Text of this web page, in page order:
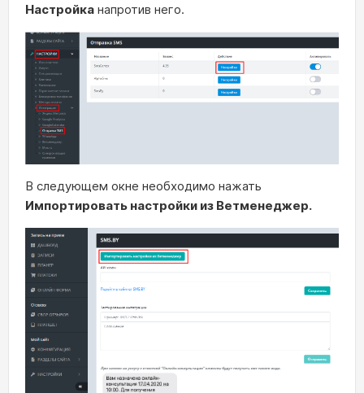
Настройка напротив него.
В следующем окне необходимо нажать
Импортировать настройки из Ветменеджер.